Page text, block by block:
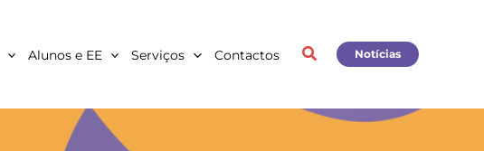
Alunos e EE Serviços Contactos Notícias